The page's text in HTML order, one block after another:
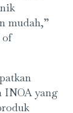
mudah,”
of
INOA yang